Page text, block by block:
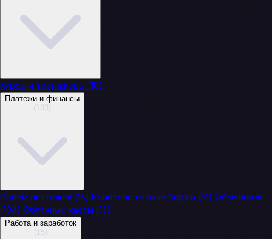
Курсы и тренажёры (18)
Платежи и финансы
(183)
Приём платежей (15) Криптовалютные биржи (51) Обменники
(104) Облачные кассы (13)
Работа и заработок
(15)